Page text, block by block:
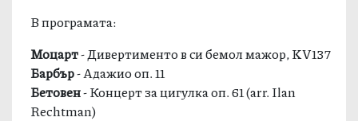
В програмата:
Моцарт- Дивертименто в си бемол мажор, KV137
Барбър- Адажио оп. 11
Бетовен- Концерт за цигулка оп. 61 (arr. Ilan
Rechtman)